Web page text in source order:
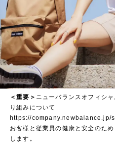
＜重要＞ ニューバランスオフィシ
り組みについて
https://company.newbalance.jp/
お客様と従業員の健康と安全のた
します。